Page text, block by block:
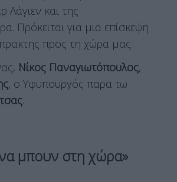
και της
Πρόκειται για μια επίσκεψη
προς τη χώρα μας.
Νίκος Παναγιωτόπουλος,
, ο Υφυπουργός παρα τω
.
μπουν στη χώρα»